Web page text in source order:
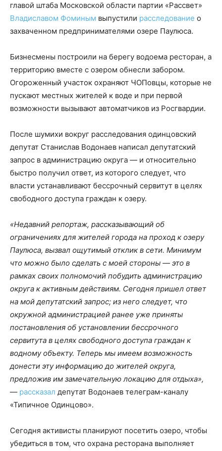
главой штаба Московской области партии «Рассвет»
Владиславом Фоминым выпустили расследование о
захваченном предпринимателями озере Паулюса.
Бизнесмены построили на берегу водоема ресторан, а
территорию вместе с озером обнесли забором.
Огороженный участок охраняют ЧОПовцы, которые не
пускают местных жителей к воде и при первой
возможности вызывают автоматчиков из Росгвардии.
После шумихи вокруг расследования одинцовский
депутат Станислав Водонаев написал депутатский
запрос в администрацию округа — и относительно
быстро получил ответ, из которого следует, что
власти устанавливают бессрочный сервитут в целях
свободного доступа граждан к озеру.
«Недавний репортаж, рассказывающий об
ограничениях для жителей города на проход к озеру
Паулюса, вызвал ощутимый отклик в сети. Минимум
что можно было сделать с моей стороны — это в
рамках своих полномочий побудить администрацию
округа к активным действиям. Сегодня пришел ответ
на мой депутатский запрос; из него следует, что
окружной администрацией ранее уже приняты
постановления об установлении бессрочного
сервитута в целях свободного доступа граждан к
водному объекту. Теперь мы имеем возможность
донести эту информацию до жителей округа,
предложив им замечательную локацию для отдыха»,
— рассказал депутат Водонаев телеграм-каналу
«Типичное Одинцово».
Сегодня активисты планируют посетить озеро, чтобы
убедиться в том, что охрана ресторана выполняет